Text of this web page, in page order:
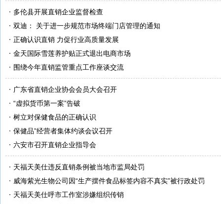
多伦县开展直销企业监督检查
双迪： 关于进一步规范市场终端门店管理的通知
正确认识直销 力促行业高质量发展
金天国际雪莲养护贴正式退出电商市场
围绕今年直销监管重点工作座谈交流
广东省直销企业协会会员大会召开
“虚拟货币第一案”告破
树立对保健食品的正确认识
保健品”经营者集体约谈会议召开
六安市召开直销企业指导会
天福天美仕违反直销条例被当地市监局处罚
威海紫光生物公司因“生产摆件食品标签内容不真实”被行政处罚
天福天美仕呼市工作室涉嫌组织传销